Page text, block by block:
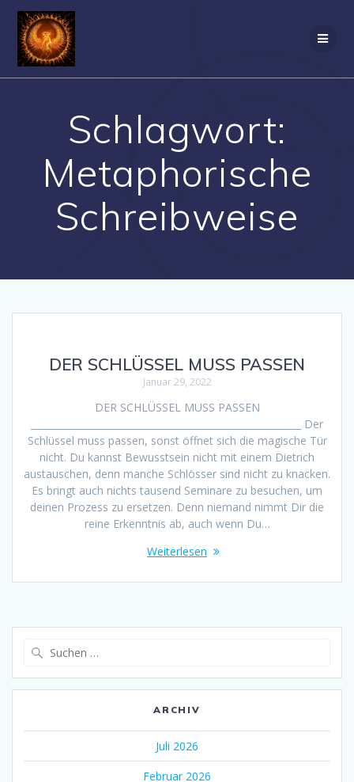
Schlagwort:
Metaphorische
Schreibweise
DER SCHLÜSSEL MUSS PASSEN
Januar 29, 2022
DER SCHLÜSSEL MUSS PASSEN
_________________________________________________________ Der
Schlüssel muss passen, sonst öffnet sich die magische Tür
nicht. Du kannst Bewusstsein nicht mit einem Dietrich
austauschen, denn manche Schlösser sind nicht zu knacken.
Es bringt auch nichts tausend Seminare zu besuchen, um
deinen Prozess zu ersetzen. Denn niemand nimmt Dir die
reine Erkenntnis ab, auch wenn Du…
Weiterlesen
ARCHIV
Juli 2026
Februar 2026